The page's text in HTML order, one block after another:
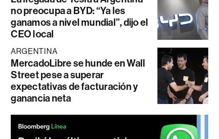
no preocupa a BYD: “Ya les
ganamos a nivel mundial”, dijo el
CEO local
ARGENTINA
MercadoLibre se hunde en Wall
Street pese a superar
expectativas de facturación y
ganancia neta